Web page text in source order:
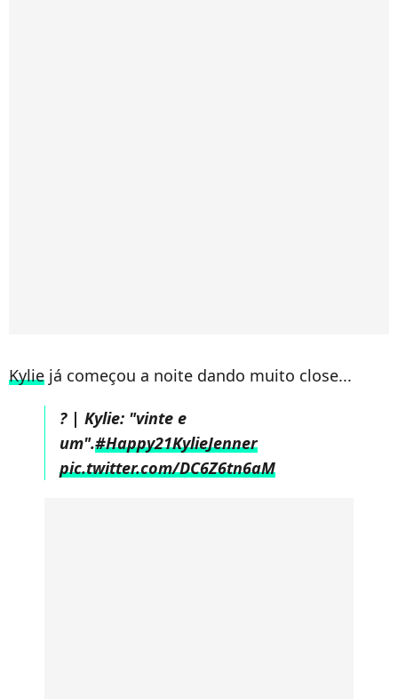
Kylie já começou a noite dando muito close...
? | Kylie: "vinte e
um".#Happy21KylieJenner
pic.twitter.com/DC6Z6tn6aM